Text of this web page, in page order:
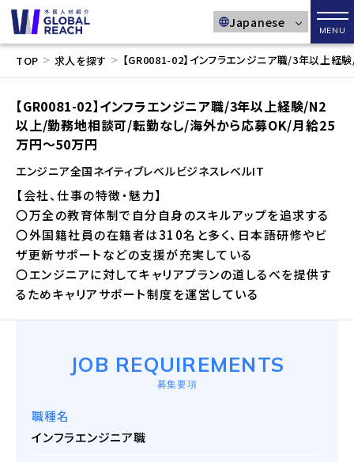
メ
TOP > 求人を探す > 【GR0081-02】インフラエンジニア職/3年以上
【GR0081-02】インフラエンジニア職/3年以上経験/N2
以上/勤務地相談可/転勤なし/海外から応募OK/月給25
万円～50万円
エンジニア全国ネイティブレベルビジネスレベルIT
【会社、仕事の特徴・魅力】
〇万全の教育体制で自分自身のスキルアップを追求する
〇外国籍社員の在籍者は310名と多く、日本語研修やビ
ザ更新サポートなどの支援が充実している
〇エンジニアに対してキャリアプランの道しるべを提供す
るためキャリアサポート制度を運営している
JOB REQUIREMENTS
募集要項
職種名
インフラエンジニア職